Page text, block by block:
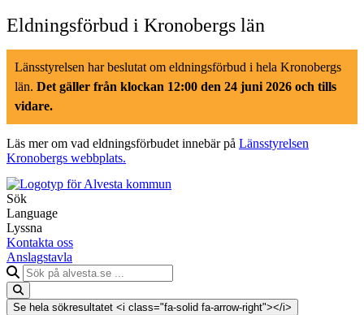
Hoppa
till
innehåll
Eldningsförbud i Kronobergs län
Länsstyrelsen har beslutat om eldningsförbud i hela Kronobergs
län. Det gäller från klockan 12:00 den 24 juni 2026 och tills
vidare.
Läs mer om vad eldningsförbudet innebär på Länsstyrelsen
Kronobergs webbplats.
Sök
Language
Lyssna
Kontakta oss
Anslagstavla
Sök
på
alvesta.se
Se hela sökresultatet <i class="fa-solid fa-arrow-right"></i>